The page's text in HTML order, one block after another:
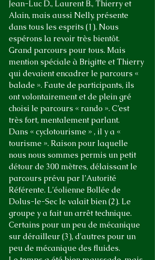
Jean-Luc D., Laurent B., Thierry et
Alain, mais aussi Nelly, présente
dans tous les esprits (1). Nous
espérons la revoir très bientôt.
Grand parcours pour tous. Mais
mention spéciale à Brigitte et Thierry
qui devaient encadrer le parcours «
balade ». Faute de participants, ils
ont volontairement et de plein gré
choisi le parcours « rando ». C’est
très fort, mentalement parlant.
Dans « cyclotourisme » , il y a «
tourisme ». Raison pour laquelle
nous nous sommes permis un petit
détour de 300 mètres, délaissant le
parcours prévu par l’Autorité
Référente. L’éolienne Bollée de
Dolus-le-Sec le valait bien (2). Le
groupe y a fait un arrêt technique.
Certains pour un peu de mécanique
sur dérailleur (3), d'autres pour un
peu de mécanique des fluides.